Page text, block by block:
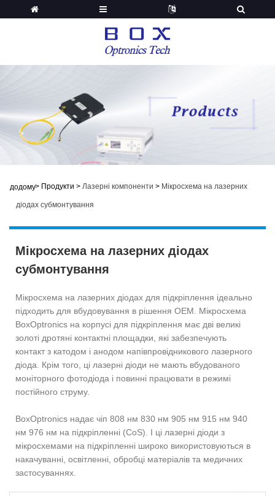
додому> Продукти > Лазерні компоненти > Мікросхема на лазерних
діодах субмонтування
Мікросхема на лазерних діодах
субмонтування
Мікросхема на лазерних діодах для підкріплення ідеально
підходить для вбудовування в рішення OEM. Мікросхема
BoxOptronics на корпусі для підкріплення має дві великі
золоті дротяні контактні площадки, які забезпечують
контакт з катодом і анодом напівпровідникового лазерного
діода. Крім того, ці лазерні діоди не мають вбудованого
моніторного фотодіода і повинні працювати в режимі
постійного струму.
BoxOptronics надає чіп 808 нм 830 нм 905 нм 915 нм 940
нм 976 нм на підкріпленні (CoS). І ці лазерні діоди з
мікросхемами на підкріпленні широко використовуються в
накачуванні, освітленні, обробці матеріалів та медичних
застосуваннях.